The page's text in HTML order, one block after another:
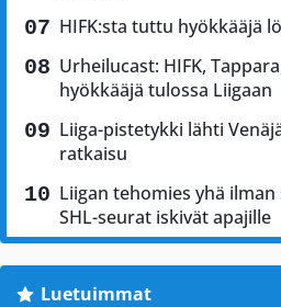
HIFK:sta tuttu hyökkääjä
Urheilucast: HIFK,
hyökkääjä tulossa Liigaan
Liiga-pistetykki lähti
ratkaisu
Liigan tehomies yhä ilman
SHL-seurat iskivät apajille
Luetuimmat